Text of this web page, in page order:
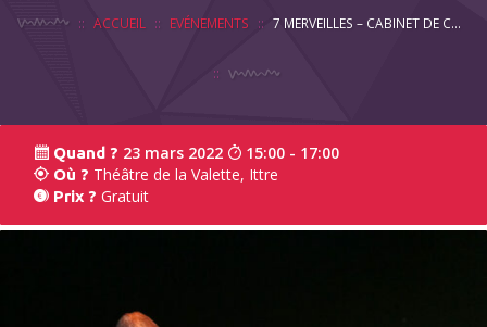
ACCUEIL EVÉNEMENTS 7 MERVEILLES – CABINET DE CURIOSITÉS
Quand ? 23 mars 2022 15:00 - 17:00
Où ? Théâtre de la Valette, Ittre
Prix ? Gratuit